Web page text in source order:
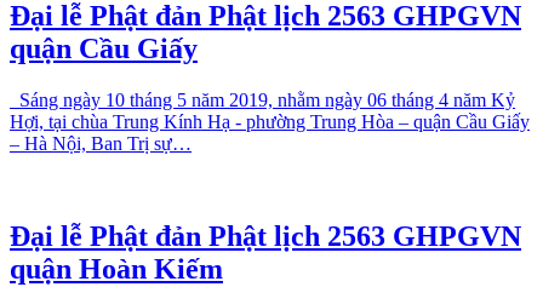
Đại lễ Phật đản Phật lịch 2563 GHPGVN
quận Cầu Giấy
Sáng ngày 10 tháng 5 năm 2019, nhằm ngày 06 tháng 4 năm Kỷ
Hợi, tại chùa Trung Kính Hạ - phường Trung Hòa – quận Cầu Giấy
– Hà Nội, Ban Trị sự…
Đại lễ Phật đản Phật lịch 2563 GHPGVN
quận Hoàn Kiếm